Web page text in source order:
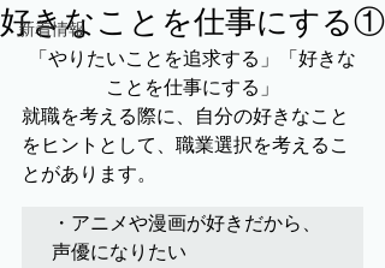
新着情報
好きなことを仕事にする①
「やりたいことを追求する」「好きな
ことを仕事にする」
就職を考える際に、自分の好きなこと
をヒントとして、職業選択を考えるこ
とがあります。
・アニメや漫画が好きだから、
声優になりたい